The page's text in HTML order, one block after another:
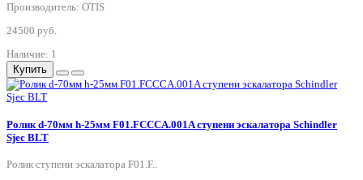
Производитель: OTIS
24500 руб.
Наличие: 1
Купить
Ролик d-70мм h-25мм F01.FCCCA.001A ступени эскалатора Schindler
Sjec BLT
Ролик ступени эскалатора F01.F..